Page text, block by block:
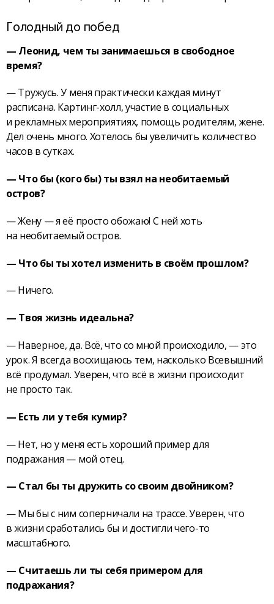
Голодный до побед
— Леонид, чем ты занимаешься в свободное
время?
— Тружусь. У меня практически каждая минут
расписана. Картинг-холл, участие в социальных
и рекламных мероприятиях, помощь родителям, жене.
Дел очень много. Хотелось бы увеличить количество
часов в сутках.
— Что бы (кого бы) ты взял на необитаемый
остров?
— Жену — я её просто обожаю! С ней хоть
на необитаемый остров.
— Что бы ты хотел изменить в своём прошлом?
— Ничего.
— Твоя жизнь идеальна?
— Наверное, да. Всё, что со мной происходило, — это
урок. Я всегда восхищаюсь тем, насколько Всевышний
всё продумал. Уверен, что всё в жизни происходит
не просто так.
— Есть ли у тебя кумир?
— Нет, но у меня есть хороший пример для
подражания — мой отец.
— Стал бы ты дружить со своим двойником?
— Мы бы с ним соперничали на трассе. Уверен, что
в жизни сработались бы и достигли чего-то
масштабного.
— Считаешь ли ты себя примером для
подражания?